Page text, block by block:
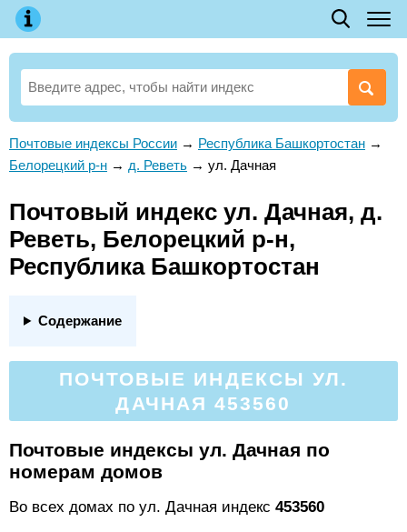
Почтовые индексы России → Республика Башкортостан →
Белорецкий р-н → д. Реветь → ул. Дачная
Почтовый индекс ул. Дачная, д.
Реветь, Белорецкий р-н,
Республика Башкортостан
Содержание
ПОЧТОВЫЕ ИНДЕКСЫ УЛ.
ДАЧНАЯ 453560
Почтовые индексы ул. Дачная по
номерам домов
Во всех домах по ул. Дачная индекс 453560